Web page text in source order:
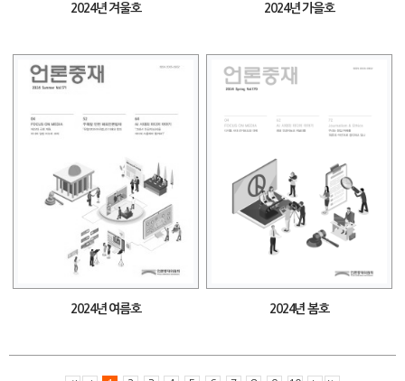
2024년 겨울호 2024년 가을호
2024년 여름호 2024년 봄호